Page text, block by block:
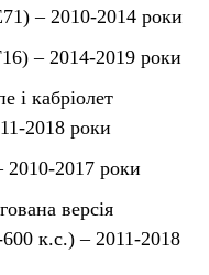
– 2010-2014 роки
– 2014-2019 роки
і кабріолет
2018 роки
2017 роки
версія
к.с.) – 2011-2018